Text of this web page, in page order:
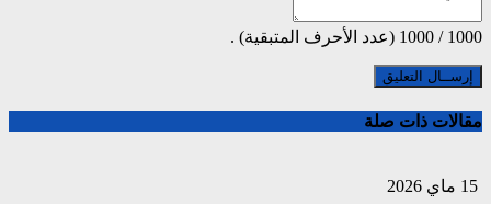
1000
/
1000 (عدد الأحرف المتبقية) .
مقالات ذات صلة